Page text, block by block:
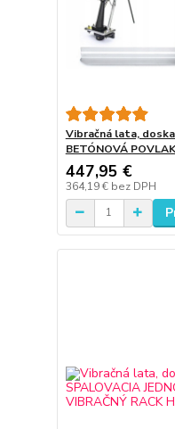
Vibračná lata,
BETÓNOVÁ
447,95 €
364,19 € bez DPH